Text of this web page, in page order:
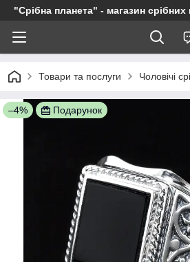
"Срібна планета" - магазин
Товари та послуги Чоловічі
–4% Подарунок